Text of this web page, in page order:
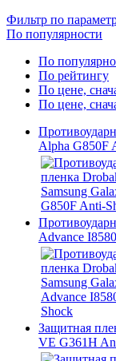
Фильтр по
По популярности
По
По рейтингу
По цене,
По цене,
Alpha G850F
Advance
Защитная
VE G361H